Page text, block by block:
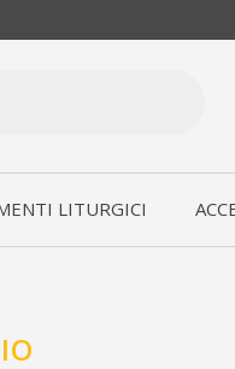
LITURGICI